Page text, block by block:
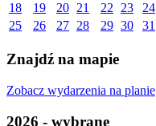
18
19 20 21 22 23
24
25
26 27 28 29 30 31
Znajdź na mapie
Zobacz wydarzenia na planie
2026 - wybrane